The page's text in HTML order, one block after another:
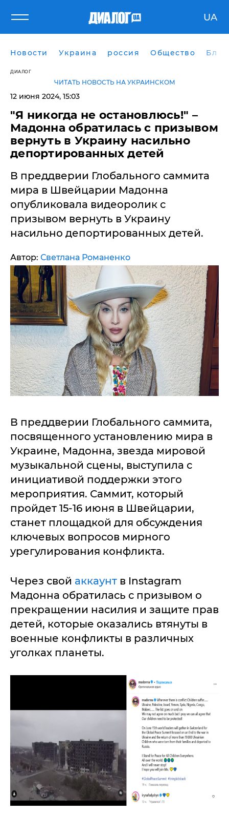
UA
Новости Украина россия Общество
ДИАЛОГ
ЧИТАТЬ НОВОСТЬ НА УКРАИНСКОМ
12 июня 2024, 15:03
"Я никогда не остановлюсь!" –
Мадонна обратилась с призывом
вернуть в Украину насильно
депортированных детей
В преддверии Глобального саммита
мира в Швейцарии Мадонна
опубликовала видеоролик с
призывом вернуть в Украину
насильно депортированных детей.
Автор: Светлана Романенко
В преддверии Глобального саммита,
посвященного установлению мира в
Украине, Мадонна, звезда мировой
музыкальной сцены, выступила с
инициативой поддержки этого
мероприятия. Саммит, который
пройдет 15-16 июня в Швейцарии,
станет площадкой для обсуждения
ключевых вопросов мирного
урегулирования конфликта.
Через свой аккаунт в Instagram
Мадонна обратилась с призывом о
прекращении насилия и защите прав
детей, которые оказались втянуты в
военные конфликты в различных
уголках планеты.